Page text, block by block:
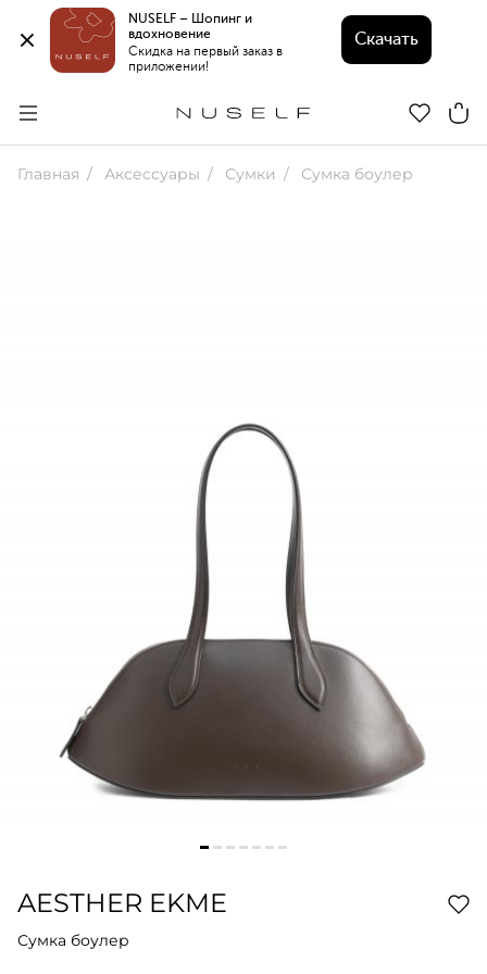
NUSELF – Шопинг и
вдохновение
Скидка на первый заказ в
приложении!
Скачать
Главная Аксессуары Сумки Сумка боулер
AESTHER EKME
Сумка боулер